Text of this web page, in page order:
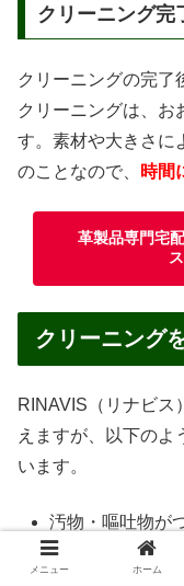
クリーニング完
クリーニングの完了
クリーニングは、お
す。素材や大きさに
のことなので、
時間
革製品専門宅
クリーニング
RINAVIS（リナビス
えますが、以下のよ
います。
汚物・嘔吐物が
ペットが使用し
メニュー ホーム